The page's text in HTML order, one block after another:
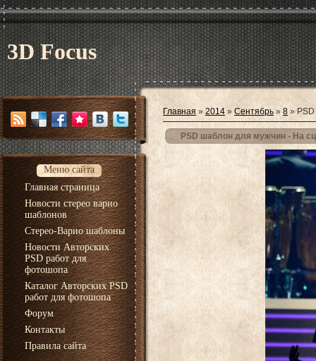
3D Focus
Меню сайта
Главная страница
Новости стерео варио
шаблонов
Стерео-Варио шаблоны
Новости Авторских
PSD работ для
фотошопа
Каталог Авторских PSD
работ для фотошопа
Форум
Контакты
Правила сайта
Главная » 2014 » Сентябрь » 8 »
PSD шаблон для мужчин - На